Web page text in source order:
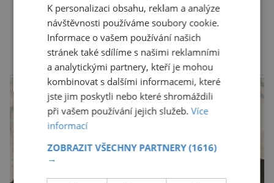
sledujícími start pomalu ani nedýchají. Vyjde
všechno podle plánu, nebo se něco pokazí?
Ariane 6 – tak se nazývá systém nosných raket
Evropské kosmické agentury (ESA), který má
sloužit pro účely nejrůznějších vesmírných misí,
[…]
DALŠÍ ČLÁNKY ›
reklama
K personalizaci obsahu, reklam a analýze
návštěvnosti používáme soubory cookie.
Informace o vašem používání našich
stránek také sdílíme s našimi reklamními
a analytickými partnery, kteří je mohou
kombinovat s dalšími informacemi, které
jste jim poskytli nebo které shromáždili
při vašem používání jejich služeb.Více
informací
ZOBRAZIT VŠECHNY PARTNERY(1616)
→